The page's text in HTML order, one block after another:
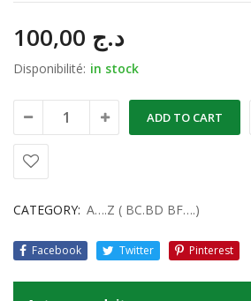
د.ج
Disponibilité: in stock
ADD TO CART
CATEGORY: A….Z ( BC.BD BF….)
Facebook Twitter Pinterest